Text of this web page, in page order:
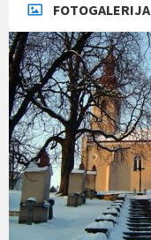
FOTOGALERIJA